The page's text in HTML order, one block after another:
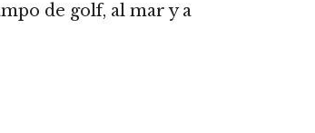
de golf, al mar y a